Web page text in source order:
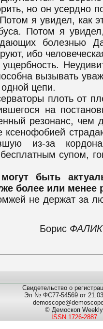
но он усердно
я увидел, как
Потом я
болезнью
ибо
вызывать
цепи.
плоть от
на
резонанс, чем
ксенофобией
из-за
супом,
быть
более или менее
не держат за
Борис
Свидетельство о
Эл № ФС77-54569 от
© Демоскоп Weekly
ISSN 1726-2887